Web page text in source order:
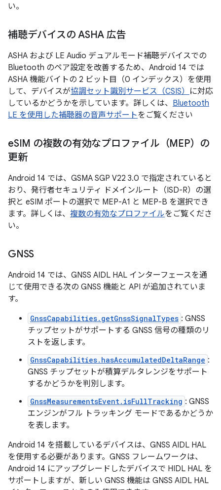
い。
補聴デバイスの ASHA 広告
ASHA および LE Audio デュアルモード補聴デバイスでの
Bluetooth のペア設定を改善するため、Android 14 では
ASHA 機能バイトの 2 ビット目（0 インデックス）を使用
して、デバイスが協調セット識別サービス（CSIS） に対応
しているかどうかを示しています。詳しくは、 Bluetooth
LE を使用した補聴器の音声サポートをご覧ください
eSIM の複数の有効なプロファイル（MEP）の
更新
Android 14 では、GSMA SGP V22 3.0 で指定されていると
おり、発行者セキュリティ ドメインルート（ISD-R）の選
択と eSIM ポートの選択で MEP-A1 と MEP-B を選択でき
ます。詳しくは、 複数の有効なプロファイルをご覧くださ
い。
GNSS
Android 14 では、GNSS AIDL HAL インターフェースを通
じて使用できる次の GNSS 機能と API が追加されていま
す。
GnssCapabilities.getGnssSignalTypes : GNSS
チップセットがサポートする GNSS 信号の種類のリ
ストを返します。
GnssCapabilities.hasAccumulatedDeltaRange :
GNSS チップセットが積算デルタレンジをサポート
するかどうかを判別します。
GnssMeasurementsEvent.isFullTracking : GNSS
エンジンがフル トラッキング モードであるかどうか
を表します。
Android 14 を搭載しているデバイスは、GNSS AIDL HAL
を使用する必要があります。GNSS フレームワークは、
Android 14 にアップグレードしたデバイスで HIDL HAL を
サポートしますが、新しい GNSS 機能は GNSS AIDL HAL